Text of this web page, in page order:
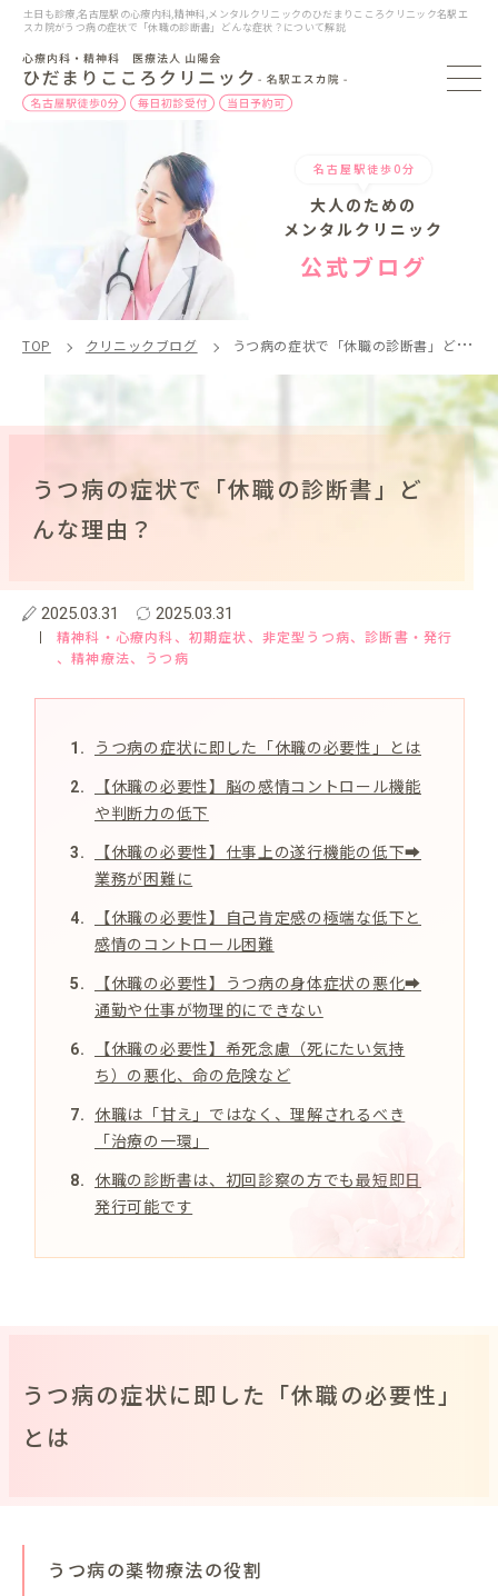
土日も診療,名古屋駅の心療内科,精神科,メンタルクリニックのひだまりこころクリニック名駅エ
スカ院がうつ病の症状で「休職の診断書」どんな症状？について解説
名古屋駅徒歩0分
大人のための
メンタルクリニック
公式ブログ
TOP クリニックブログ うつ病の症状で「休職の診断書」どんな理由？
うつ病の症状で「休職の診断書」ど
んな理由？
2025.03.31 2025.03.31
精神科・心療内科、初期症状、非定型うつ病、診断書・発行
、精神療法、うつ病
うつ病の症状に即した「休職の必要性」とは
【休職の必要性】脳の感情コントロール機能
や判断力の低下
【休職の必要性】仕事上の遂行機能の低下➡
業務が困難に
【休職の必要性】自己肯定感の極端な低下と
感情のコントロール困難
【休職の必要性】うつ病の身体症状の悪化➡
通勤や仕事が物理的にできない
【休職の必要性】希死念慮（死にたい気持
ち）の悪化、命の危険など
休職は「甘え」ではなく、理解されるべき
「治療の一環」
休職の診断書は、初回診察の方でも最短即日
発行可能です
うつ病の症状に即した「休職の必要性」
とは
うつ病の薬物療法の役割